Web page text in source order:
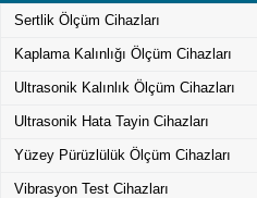
Sertlik Ölçüm Cihazları
Kaplama Kalınlığı Ölçüm Cihazları
Ultrasonik Kalınlık Ölçüm Cihazları
Ultrasonik Hata Tayin Cihazları
Yüzey Pürüzlülük Ölçüm Cihazları
Vibrasyon Test Cihazları